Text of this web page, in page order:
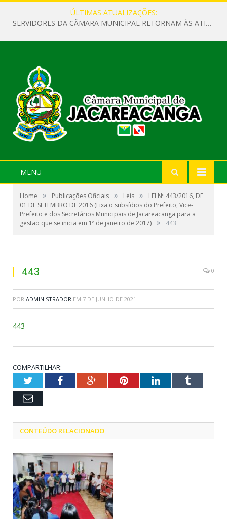
ÚLTIMAS ATUALIZAÇÕES:
SERVIDORES DA CÂMARA MUNICIPAL RETORNAM ÀS ATIVIDADES APÓS O RECESSO PARLAMENTAR
MENU
Home » Publicações Oficiais » Leis »
LEI Nº 443/2016, DE
01 DE SETEMBRO DE 2016 (Fixa o subsídios do Prefeito, Vice-
Prefeito e dos Secretários Municipais de Jacareacanga para a
gestão que se inicia em 1º de janeiro de 2017) » 443
443 0
POR ADMINISTRADOR EM 7 DE JUNHO DE 2021
443
COMPARTILHAR:
TwitterFacebookGoogle+PinterestLinkedInTumblr
Email
CONTEÚDO RELACIONADO